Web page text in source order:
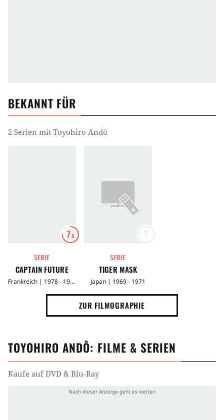
BEKANNT FÜR
2 Serien mit Toyohiro Andô
7.6
SERIE
CAPTAIN FUTURE
Frankreich | 1978 - 1979
SERIE
TIGER MASK
Japan | 1969 - 1971
ZUR FILMOGRAPHIE
TOYOHIRO ANDÔ: FILME & SERIEN
Kaufe auf DVD & Blu-Ray